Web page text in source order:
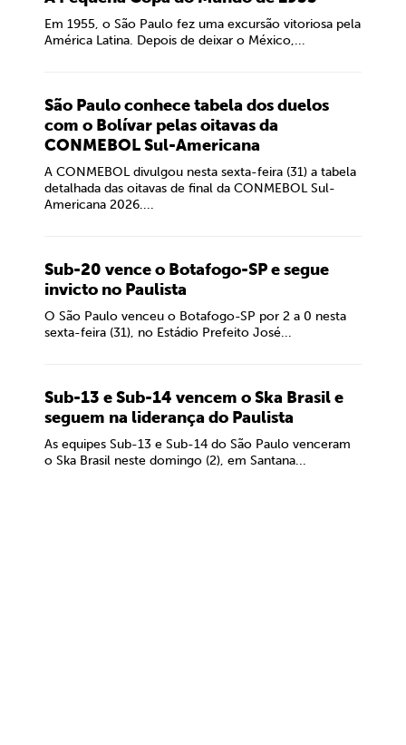
Em 1955, o São Paulo fez uma excursão vitoriosa pela
América Latina. Depois de deixar o México,...
São Paulo conhece tabela dos duelos
com o Bolívar pelas oitavas da
CONMEBOL Sul-Americana
A CONMEBOL divulgou nesta sexta-feira (31) a tabela
detalhada das oitavas de final da CONMEBOL Sul-
Americana 2026....
Sub-20 vence o Botafogo-SP e segue
invicto no Paulista
O São Paulo venceu o Botafogo-SP por 2 a 0 nesta
sexta-feira (31), no Estádio Prefeito José...
Sub-13 e Sub-14 vencem o Ska Brasil e
seguem na liderança do Paulista
As equipes Sub-13 e Sub-14 do São Paulo venceram
o Ska Brasil neste domingo (2), em Santana...